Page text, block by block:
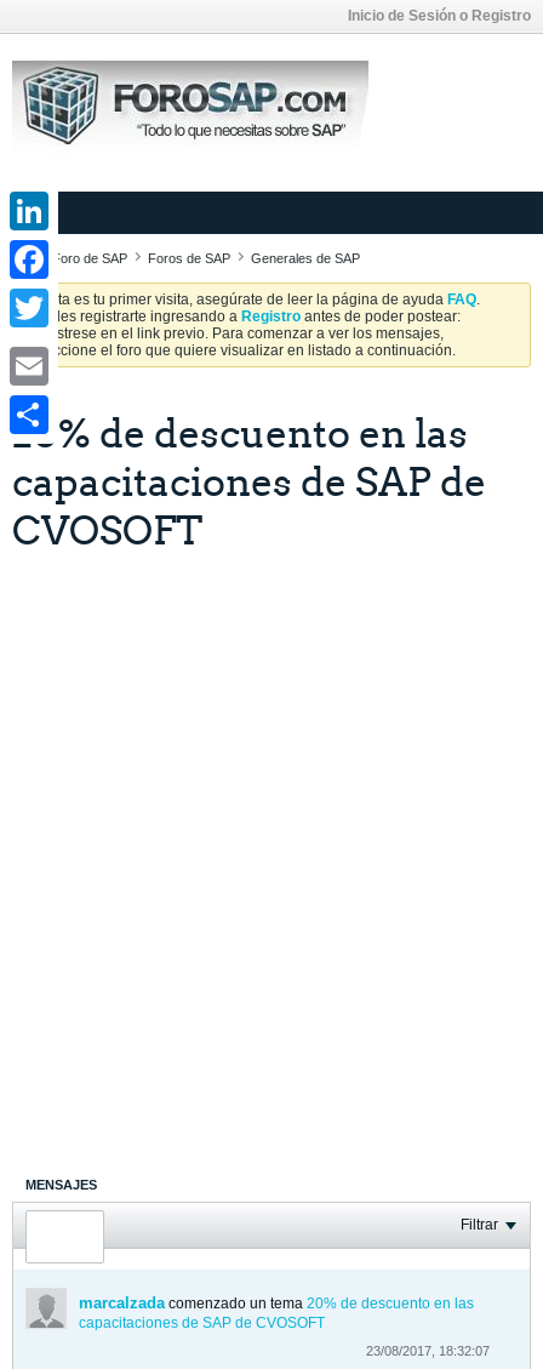
Inicio de Sesión o Registro
Foro de SAP Foros de SAP Generales de SAP
Si esta es tu primer visita, asegúrate de leer la página de ayuda FAQ.
Puedes registrarte ingresando a Registro antes de poder postear:
Regístrese en el link previo. Para comenzar a ver los mensajes,
seleccione el foro que quiere visualizar en listado a continuación.
20% de descuento en las
capacitaciones de SAP de
CVOSOFT
MENSAJES
ÚLTIMA ACTIVIDAD Filtrar
marcalzadacomenzado un tema 20% de descuento en las
capacitaciones de SAP de CVOSOFT
23/08/2017, 18:32:07
LinkedIn
Facebook
Twitter
Email